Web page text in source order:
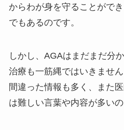
からわが身を守ることがで
でもあるのです。
しかし、AGAはまだまだ分
治療も一筋縄ではいきません
間違った情報も多く、また
は難しい言葉や内容が多いの